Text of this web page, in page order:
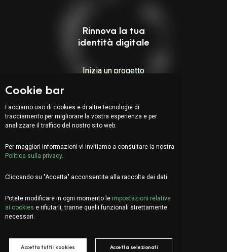
Facciamo due chiacchiere?
Rinnova la tua
identità digitale
Inizia un progetto
Indirizzo:
Via Serafino Balestra 31
Quarto Piano
EN DE FR
Cookie bar
Facciamo uso di cookies e di altre tecnologie di
tracciamento per migliorare la vostra esperienza e per
analizzare il traffico del nostro sito web.
Per maggiori informazioni vi invitiamo a consultare la nostra
Politica sulla privacy.
Cliccando su "Accetta" acconsentite alla raccolta dei dati.
Potete modificare in ogni momento le impostazioni relative
ai cookies e rifiutarli, tranne quelli funzionali strettamente
necessari.
Accetta tutti i cookies Accetta selezionati